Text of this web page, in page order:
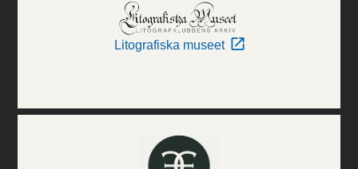
Litografiska museet